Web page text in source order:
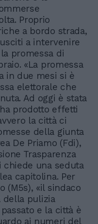
Proprio
a bordo strada,
a intervenire
promessa di
«La promessa
in due mesi si è
elettorale che
Ad oggi è stata
prodotto effetti
la città ci
della giunta
De Priamo (Fdi),
Trasparenza
una seduta
capitolina. Per
(M5s), «il sindaco
della pulizia
e la città è
ai numeri del